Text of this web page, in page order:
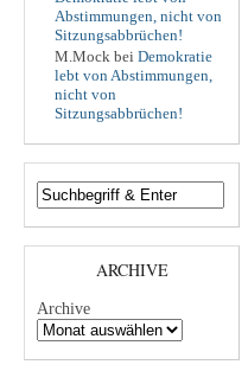
Abstimmungen, nicht von
Sitzungsabbrüchen!
M.Mock bei Demokratie
lebt von Abstimmungen,
nicht von
Sitzungsabbrüchen!
ARCHIVE
Archive